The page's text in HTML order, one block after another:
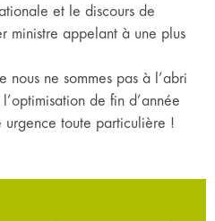
et le discours de
ministre appelant à une plus
nous ne sommes pas à l’abri
de fin d’année
urgence toute particulière !